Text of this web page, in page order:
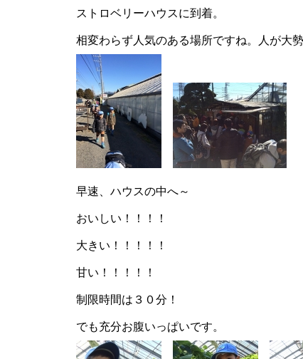
ストロベリーハウスに到着。
相変わらず人気のある場所ですね。人が大勢
早速、ハウスの中へ～
おいしい！！！！
大きい！！！！！
甘い！！！！！
制限時間は３０分！
でも充分お腹いっぱいです。